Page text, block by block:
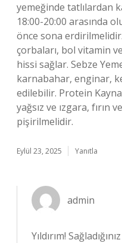
yemeğinde tatlılardan
18:00-20:00 arasında
önce sona
çorbaları, bol vitamin
hissi sağlar. Sebze
karnabahar, enginar,
edilebilir. Protein
yağsız ve ızgara, fırın
pişirilmelidir.
Eylül 23, 2025 Yanıtla
admin
Yıldırım!